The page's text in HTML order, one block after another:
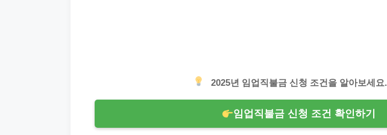
2025년 임업직불금 신청 조건을 알아보세요.
임업직불금 신청 조건 확인하기